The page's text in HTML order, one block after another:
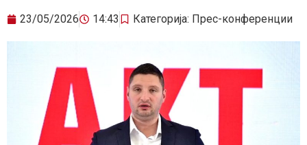
23/05/2026 14:43 Категорија: Прес-конференции